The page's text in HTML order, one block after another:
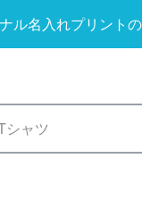
ル名入れプリントの